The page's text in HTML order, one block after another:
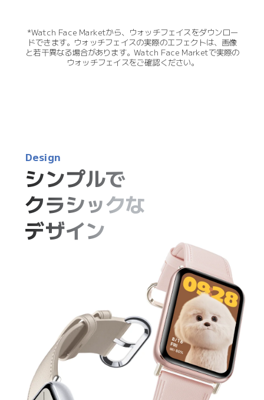
*Watch Face Marketから、ウォッチフェイスをダウンロー
ドできます。ウォッチフェイスの実際のエフェクトは、画像
と若干異なる場合があります。Watch Face Marketで実際の
ウォッチフェイスをご確認ください。
Design
シンプルで
クラシックな
デザイン